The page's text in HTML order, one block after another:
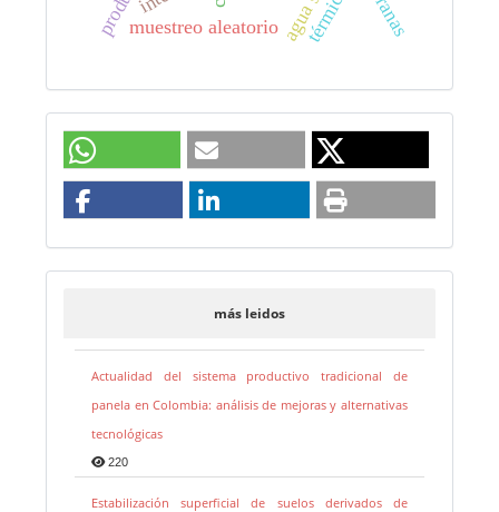
muestreo aleatorio
más leidos
Actualidad del sistema productivo tradicional de
panela en Colombia: análisis de mejoras y alternativas
tecnológicas
220
Estabilización superficial de suelos derivados de